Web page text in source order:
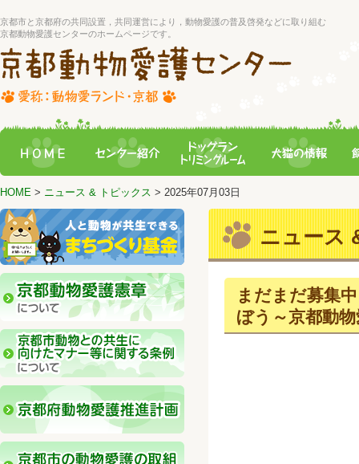
京都市と京都府の共同設置，共同運営により，動物愛護の普及啓発などに取り組む
京都動物愛護センターのホームページです。
HOME > ニュース & トピックス > 2025年07月03日
ニュース
まだまだ募集
ぼう～京都動